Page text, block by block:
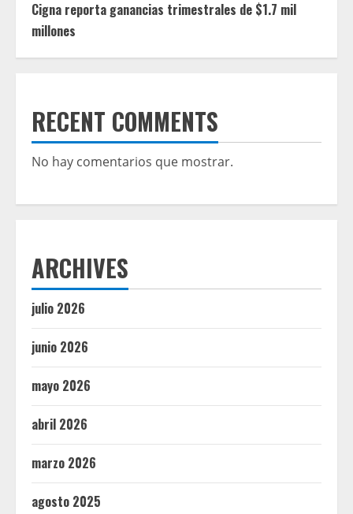
Cigna reporta ganancias trimestrales de $1.7 mil
millones
RECENT COMMENTS
No hay comentarios que mostrar.
ARCHIVES
julio 2026
junio 2026
mayo 2026
abril 2026
marzo 2026
agosto 2025